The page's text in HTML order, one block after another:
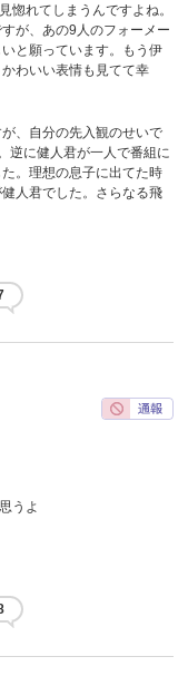
惚れてしまうんですよね。
が、あの9人のフォーメー
と願っています。もう伊
わいい表情も見てて幸
、自分の先入観のせいで
逆に健人君が一人で番組に
。理想の息子に出てた時
人君でした。さらなる飛
うよ